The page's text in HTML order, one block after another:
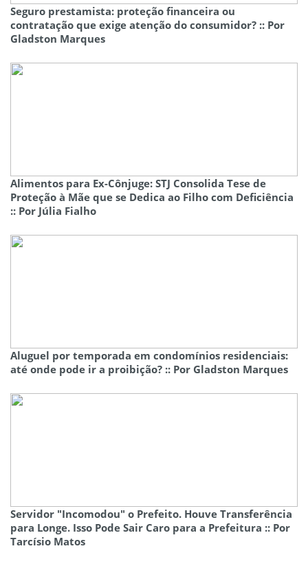
Seguro prestamista: proteção financeira ou
contratação que exige atenção do consumidor? :: Por
Gladston Marques
Alimentos para Ex-Cônjuge: STJ Consolida Tese de
Proteção à Mãe que se Dedica ao Filho com Deficiência
:: Por Júlia Fialho
Aluguel por temporada em condomínios residenciais:
até onde pode ir a proibição? :: Por Gladston Marques
Servidor "Incomodou" o Prefeito. Houve Transferência
para Longe. Isso Pode Sair Caro para a Prefeitura :: Por
Tarcísio Matos